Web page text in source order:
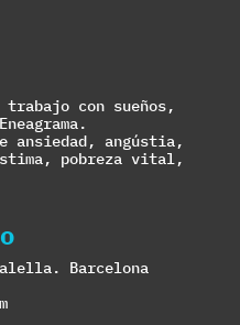
con sueños,
ansiedad, angústia,
pobreza vital,
Barcelona